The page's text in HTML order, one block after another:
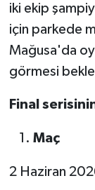
iki ekip
için parkede
Mağusa'da
görmesi
Final
Maç
2 Haziran
TİCARET